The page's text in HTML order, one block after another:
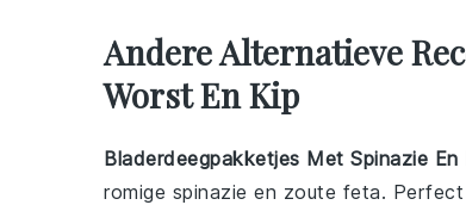
Andere Alternatieve
Worst En Kip
Bladerdeegpakketjes Met Spinazie En
romige spinazie en zoute feta.